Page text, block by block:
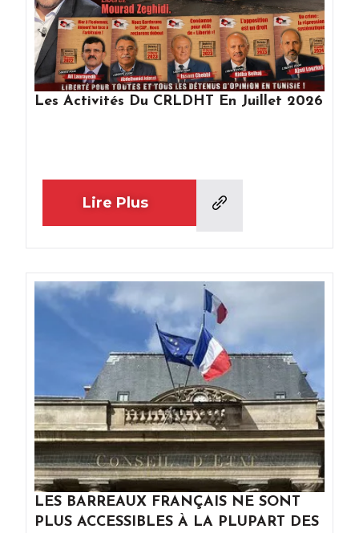
Les Activités Du CRLDHT En Juillet 2026
Lire Plus
LES BARREAUX FRANÇAIS NE SONT
PLUS ACCESSIBLES À LA PLUPART DES